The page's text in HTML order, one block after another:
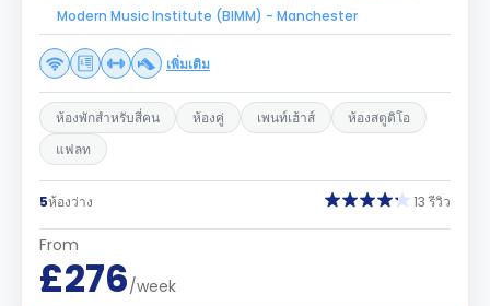
Modern Music Institute (BIMM) - Manchester
เพิ่มเติม
ห้องพักสำหรับสี่คน ห้องคู่ เพนท์เฮ้าส์
ห้องสตูดิโอ
แฟลท
5ห้องว่าง 13 รีวิว
From
£276/week